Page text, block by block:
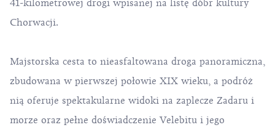
41-kilometrowej drogi wpisanej na listę dóbr kultury
Chorwacji.
Majstorska cesta to nieasfaltowana droga panoramiczna,
zbudowana w pierwszej połowie XIX wieku, a podróż
nią oferuje spektakularne widoki na zaplecze Zadaru i
morze oraz pełne doświadczenie Velebitu i jego